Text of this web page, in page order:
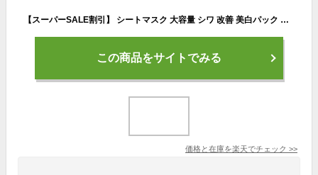
【スーパーSALE割引】 シートマスク 大容量 シワ 改善 美白パック 顔パック しわ パック 30枚 フェイスマスク 大容量 ナイアシンアミド パック フェイスパック 朝 美白 薬 用 医薬部外品 日本製 しわ改善 ほうれい線 美白 マスク 顔 国産 毛穴 30代 40代 50代
この商品をサイトでみる
価格と在庫を楽天でチェック >>